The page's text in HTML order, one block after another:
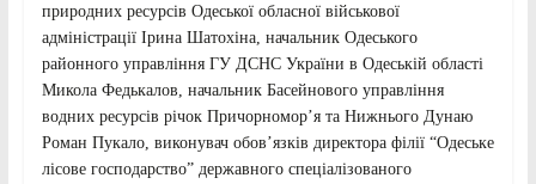
природних ресурсів Одеської обласної військової
адміністрації Ірина Шатохіна, начальник Одеського
районного управління ГУ ДСНС України в Одеській області
Микола Федькалов, начальник Басейнового управління
водних ресурсів річок Причорномор’я та Нижнього Дунаю
Роман Пукало, виконувач обов’язків директора філії “Одеське
лісове господарство” державного спеціалізованого